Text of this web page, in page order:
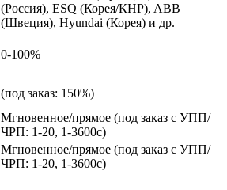
(Россия), ESQ (Корея/КНР), ABB
(Швеция), Hyundai (Корея) и др.
0-100%
(под заказ: 150%)
Мгновенное/прямое (под заказ с УПП/
ЧРП: 1-20, 1-3600с)
Мгновенное/прямое (под заказ с УПП/
ЧРП: 1-20, 1-3600с)